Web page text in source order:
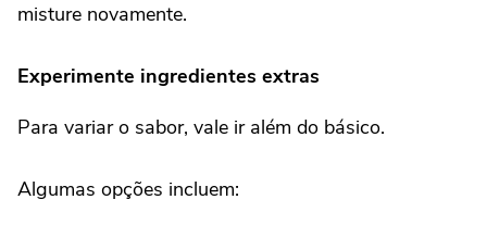
misture novamente.
Experimente ingredientes extras
Para variar o sabor, vale ir além do básico.
Algumas opções incluem: